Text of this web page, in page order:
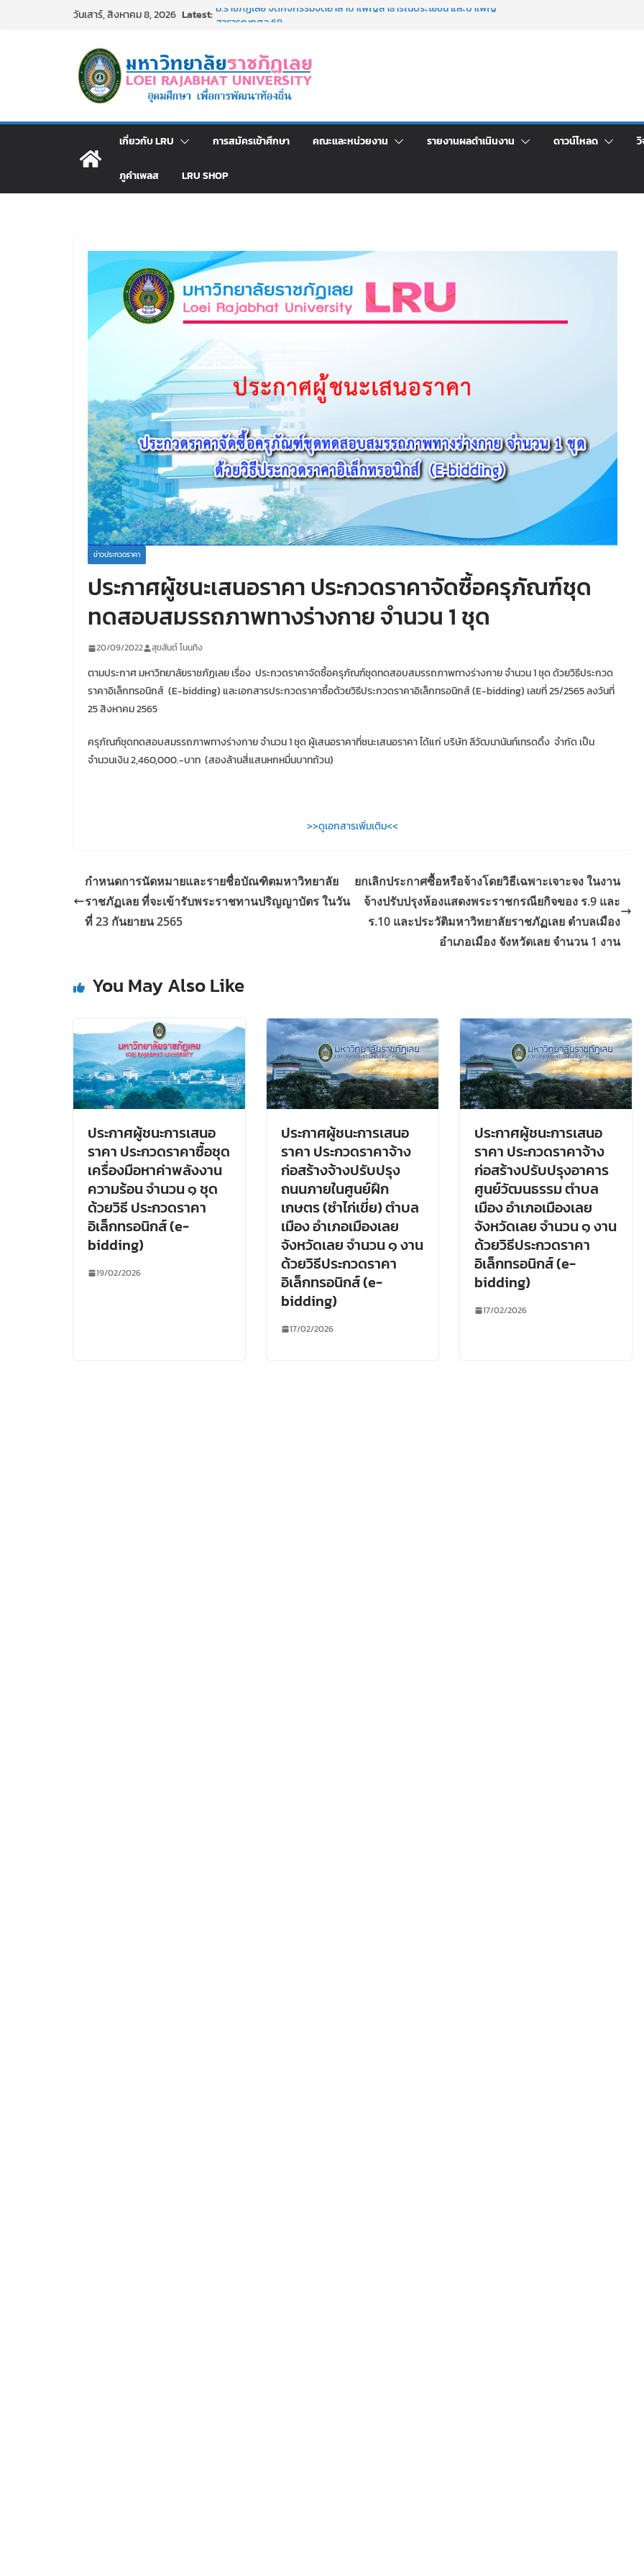
วันเสาร์, สิงหาคม 8, 2026 Latest:ม.ราชภัฏเลย จัดกิจกรรมจิตอาสาบำเพ็ญสาธารณประโยชน์ และบำเพ็ญ
มหาวิทยาลัยราชภัฏเลย ด้วยเงินนอกงบประมาณ ประเภทเงินรายได้
ม.ราชภัฏเลย จัดมหกรรมวิชาการ เปิดบ้าน LRU ครั้งที่ 4 เปิดให้นักเรียน
มัธยมปลายค้นหาสาขาวิชาในฝัน สู่อนาคตที่ใช่
อธิการบดี มรภ.เลย ร่วมประชุมชี้แจงกับคณะอนุกรรมาธิการ ประจำ
ประกาศผู้ชนะการเสนอราคา จ้างทำปกปริญญาบัตร จำนวน ๑,๙๗๒ ชุด
โดยวิธีเฉพาะเจาะจง
เกี่ยวกับ LRU การสมัครเข้าศึกษา คณะและหน่วยงาน รายงานผลดำเนินงาน ดาวน์โหลด
ภูคำเพลส LRU SHOP
ข่าวประกวดราคา
ประกาศผู้ชนะเสนอราคา ประกวดราคาจัดซื้อครุภัณฑ์ชุด
ทดสอบสมรรถภาพทางร่างกาย จำนวน 1 ชุด
20/09/2022 สุขสันต์ โนนทิง
ตามประกาศ มหาวิทยาลัยราชภัฏเลย เรื่อง ประกวดราคาจัดซื้อครุภัณฑ์ชุดทดสอบสมรรถภาพทางร่างกาย จำนวน 1 ชุด ด้วยวิธีประกวด
ราคาอิเล็กทรอนิกส์ (E-bidding) และเอกสารประกวดราคาซื้อด้วยวิธีประกวดราคาอิเล็กทรอนิกส์ (E-bidding) เลขที่ 25/2565 ลงวันที่
25 สิงหาคม 2565
ครุภัณฑ์ชุดทดสอบสมรรถภาพทางร่างกาย จำนวน 1 ชุด ผู้เสนอราคาที่ชนะเสนอราคา ได้แก่ บริษัท ลีวัฒนานันท์เทรดดิ้ง จำกัด เป็น
จำนวนเงิน 2,460,000.-บาท (สองล้านสี่แสนหกหมื่นบาทถ้วน)
>>ดูเอกสารเพิ่มเติม<<
กำหนดการนัดหมายและรายชื่อบัณฑิตมหาวิทยาลัย
ราชภัฏเลย ที่จะเข้ารับพระราชทานปริญญาบัตร ในวัน
ที่ 23 กันยายน 2565
ยกเลิกประกาศซื้อหรือจ้างโดยวิธีเฉพาะเจาะจง ในงาน
จ้างปรับปรุงห้องแสดงพระราชกรณียกิจของ ร.9 และ
ร.10 และประวัติมหาวิทยาลัยราชภัฏเลย ตำบลเมือง
อำเภอเมือง จังหวัดเลย จำนวน 1 งาน
You May Also Like
ประกาศผู้ชนะการเสนอ
ราคา ประกวดราคาซื้อชุด
เครื่องมือหาค่าพลังงาน
ความร้อน จำนวน ๑ ชุด
ด้วยวิธี ประกวดราคา
อิเล็กทรอนิกส์ (e-
bidding)
19/02/2026
ประกาศผู้ชนะการเสนอ
ราคา ประกวดราคาจ้าง
ก่อสร้างจ้างปรับปรุง
ถนนภายในศูนย์ฝึก
เกษตร (ซำไก่เขี่ย) ตำบล
เมือง อำเภอเมืองเลย
จังหวัดเลย จำนวน ๑ งาน
ด้วยวิธีประกวดราคา
อิเล็กทรอนิกส์ (e-
bidding)
17/02/2026
ประกาศผู้ชนะการเสนอ
ราคา ประกวดราคาจ้าง
ก่อสร้างปรับปรุงอาคาร
ศูนย์วัฒนธรรม ตำบล
เมือง อำเภอเมืองเลย
จังหวัดเลย จำนวน ๑ งาน
ด้วยวิธีประกวดราคา
อิเล็กทรอนิกส์ (e-
bidding)
17/02/2026